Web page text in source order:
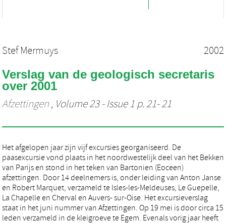
Stef Mermuys 2002
Verslag van de geologisch secretaris
over 2001
Afzettingen , Volume 23 - Issue 1 p. 21- 21
Het afgelopen jaar zijn vijf excursies georganiseerd. De
paasexcursie vond plaats in het noordwestelijk deel van het Bekken
van Parijs en stond in het teken van Bartonien (Eoceen)
afzettingen. Door 14 deelnemers is, onder leiding van Anton Janse
en Robert Marquet, verzameld te Isles-les-Meldeuses, Le Guepelle,
La Chapelle en Cherval en Auvers- sur-Oise. Het excursieverslag
staat in het juni nummer van Afzettingen. Op 19 mei is door circa 15
leden verzameld in de kleigroeve te Egem. Evenals vorig jaar heeft